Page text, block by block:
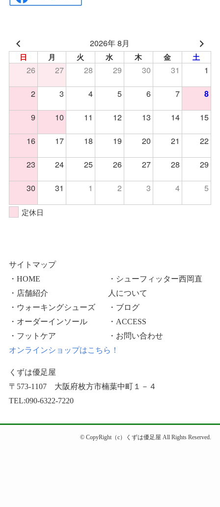
2026年 8月
日 月 火 水 木 金 土
26 27 28 29 30 31
1
2
3 4 5 6 7 8
9 10 11 12 13 14
15
16
17 18 19 20 21
22
23
24 25 26 27 28
29
30
31 1 2 3 4 5
定休日
サイトマップ
・HOME
・店舗紹介
・ウォーキングシューズ
・オーダーインソール
・フットケア
・シューフィッター西岡直
人について
・ブログ
・ACCESS
・お問い合わせ
オンラインショップはこちら！
くずは優足屋
〒573-1107 大阪府枚方市楠葉中町１－４
TEL:090-6322-7220
© CopyRight（c）くずは優足屋 All Rights Reserved.